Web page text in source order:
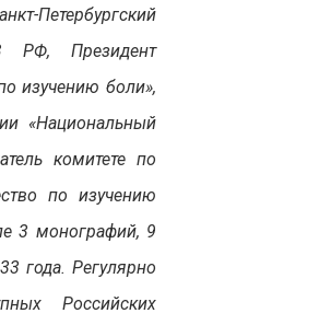
Петербургский
РФ, Президент
изучению боли»,
«Национальный
комитете по
по изучению
3 монографий, 9
года. Регулярно
Российских